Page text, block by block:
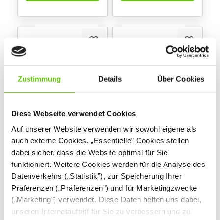
Zustimmung Details Über Cookies
Diese Webseite verwendet Cookies
Auf unserer Website verwenden wir sowohl eigene als
auch externe Cookies. „Essentielle” Cookies stellen
dabei sicher, dass die Website optimal für Sie
funktioniert. Weitere Cookies werden für die Analyse des
Datenverkehrs („Statistik”), zur Speicherung Ihrer
Präferenzen („Präferenzen”) und für Marketingzwecke
(„Marketing”) verwendet. Diese Daten helfen uns dabei,
unseren Internetauftriff für Sie zu verbessern und zu
Sitzecke Paolo mit
Schränken, außen,
Blau-Beige-Töne
(Quadro 153)
1.679,20 €
Sitzecke Paolo mit
Schränken, innen,
Grün-Braun-Töne
(Quadro 139)
1.303,20 €